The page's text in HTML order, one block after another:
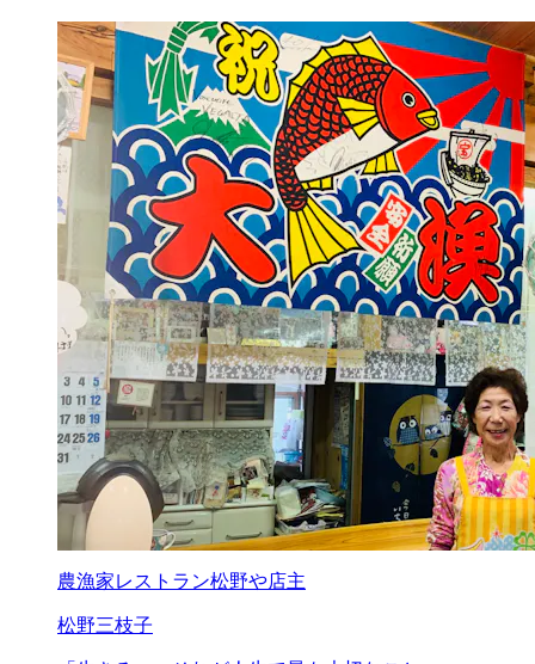
農漁家レストラン松野や店主
松野三枝子